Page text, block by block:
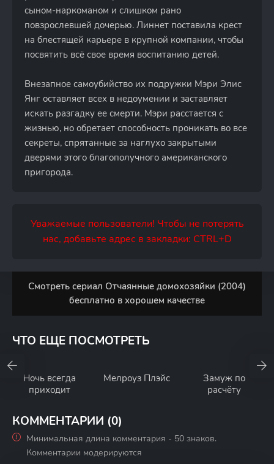
сыном-наркоманом и слишком рано
повзрослевшей дочерью. Линнет поставила крест
на блестящей карьере в крупной компании, чтобы
посвятить всё свое время воспитанию детей.
Внезапное самоубийство их подружки Мэри Элис
Янг оставляет всех в недоумении и заставляет
искать разгадку ее смерти. Мэри расстается с
жизнью, но обретает способность проникать во все
секреты, спрятанные за наглухо закрытыми
дверями этого благополучного американского
пригорода.
Уважаемые пользователи! Чтобы не потерять
нас, добавьте адрес в закладки: CTRL+D
Смотреть сериал Отчаянные домохозяйки (2004)
бесплатно в хорошем качестве
ЧТО ЕЩЕ ПОСМОТРЕТЬ
Ночь всегда
приходит
Мелроуз Плэйс
Замуж по
расчёту
КОММЕНТАРИИ (0)
Минимальная длина комментария - 50 знаков.
Комментарии модерируются